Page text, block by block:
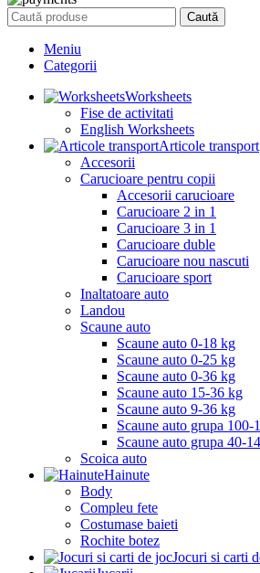
Caută
Meniu
Categorii
Worksheets
Fise de activitati
English Worksheets
Articole transport
Accesorii
Carucioare pentru copii
Accesorii carucioare
Carucioare 2 in 1
Carucioare 3 in 1
Carucioare duble
Carucioare nou nascuti
Carucioare sport
Inaltatoare auto
Landou
Scaune auto
Scaune auto 0-18 kg
Scaune auto 0-25 kg
Scaune auto 0-36 kg
Scaune auto 15-36 kg
Scaune auto 9-36 kg
Scaune auto grupa 100-
Scaune auto grupa 40-
Scoica auto
Hainute
Body
Compleu fete
Costumase baieti
Rochite botez
Jocuri si carti